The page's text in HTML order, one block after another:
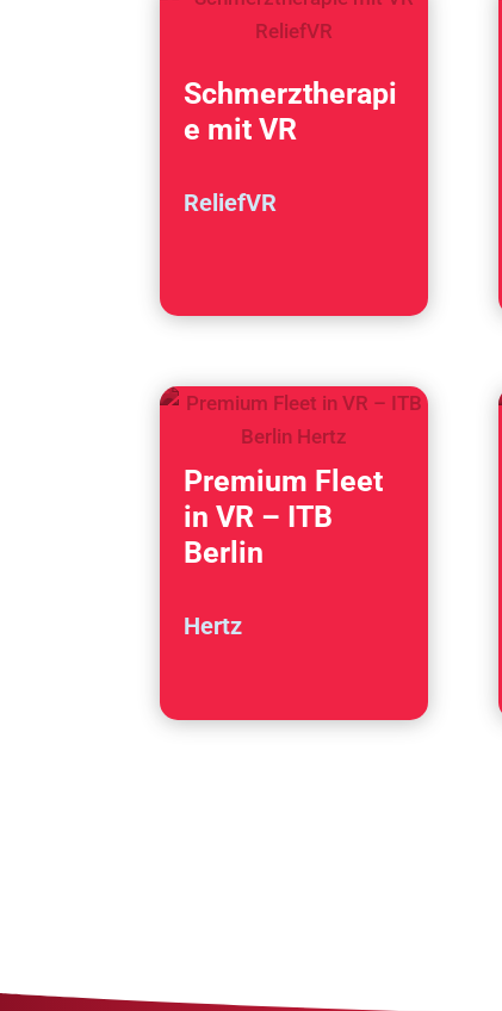
Schmerztherapi
e mit VR
ReliefVR
Premium Fleet
in VR – ITB
Berlin
Hertz